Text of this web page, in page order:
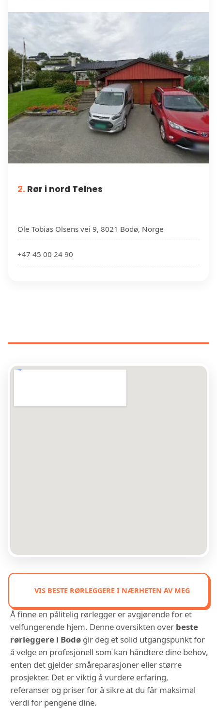
2. Rør i nord Telnes
Ole Tobias Olsens vei 9, 8021 Bodø, Norge
+47 45 00 24 90
VIS BESTE RØRLEGGERE I NÆRHETEN AV MEG
Å finne en pålitelig rørlegger er avgjørende for et
velfungerende hjem. Denne oversikten over beste
rørleggere i Bodø gir deg et solid utgangspunkt for
å velge en profesjonell som kan håndtere dine behov,
enten det gjelder småreparasjoner eller større
prosjekter. Det er viktig å vurdere erfaring,
referanser og priser for å sikre at du får maksimal
verdi for pengene dine.